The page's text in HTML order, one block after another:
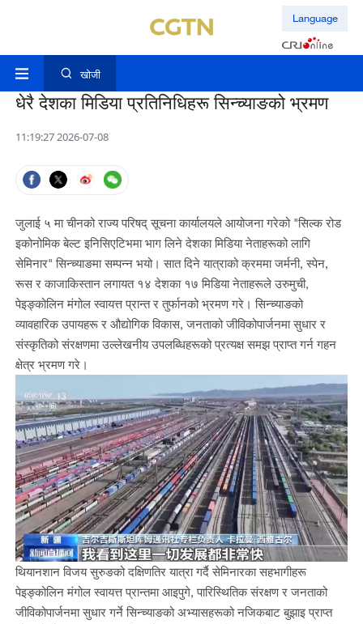
Language
खोजी
धेरै देशका मिडिया प्रतिनिधिहरू सिन्च्याङको भ्रमण
11:19:27 2026-07-08
जुलाई ५ मा चीनको राज्य परिषद् सूचना कार्यालयले आयोजना गरेको "सिल्क रोड
इकोनोमिक बेल्ट इनिसिएटिभमा भाग लिने देशका मिडिया नेताहरूको लागि
सेमिनार" सिन्च्याङमा सम्पन्न भयो। सात दिने यात्राको क्रममा जर्मनी, स्पेन,
रूस र काजाकिस्तान लगायत १४ देशका १७ मिडिया नेताहरूले उरुमुची,
पेइङ्कोलिन मंगोल स्वायत्त प्रान्त र तुर्फानको भ्रमण गरे। सिन्च्याङको
व्यावहारिक उपायहरू र औद्योगिक विकास, जनताको जीविकोपार्जनमा सुधार र
संस्कृतिको संरक्षणमा उल्लेखनीय उपलब्धिहरूको प्रत्यक्ष समझ प्राप्त गर्न गहन
क्षेत्र भ्रमण गरे।
थियानशान विजय सुरुङको दक्षिणतिर यात्रा गर्दै सेमिनारका सहभागीहरू
पेइङ्कोलिन मंगोल स्वायत्त प्रान्तमा आइपुगे, पारिस्थितिक संरक्षण र जनताको
जीविकोपार्जनमा सुधार गर्ने सिन्च्याङको अभ्यासहरूको नजिकबाट बुझाइ प्राप्त